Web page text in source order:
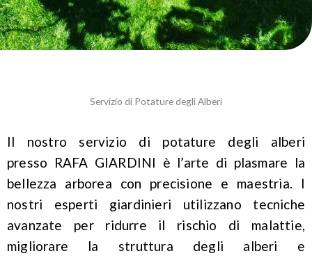
Servizio di Potature degli Alberi
Il nostro servizio di potature degli alberi
presso RAFA GIARDINI è l’arte di plasmare la
bellezza arborea con precisione e maestria. I
nostri esperti giardinieri utilizzano tecniche
avanzate per ridurre il rischio di malattie,
migliorare la struttura degli alberi e